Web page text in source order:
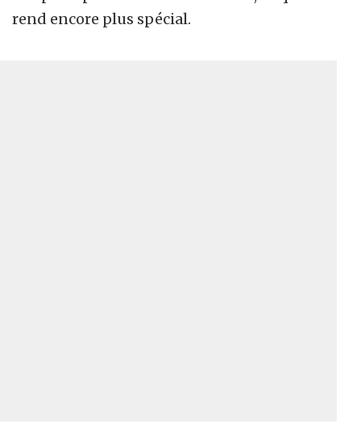
rend encore plus spécial.